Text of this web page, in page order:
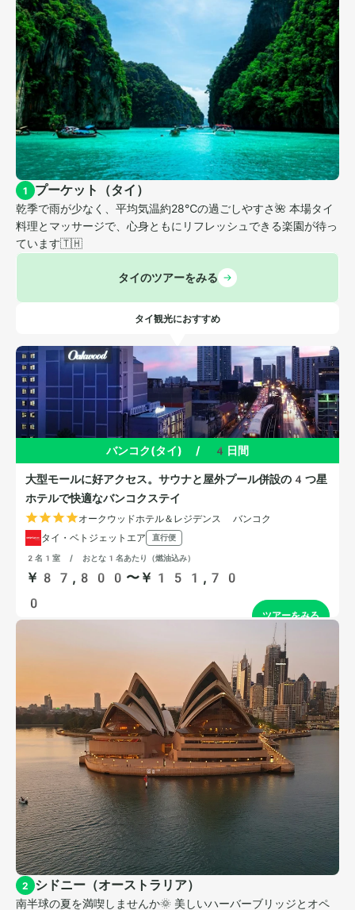
1 プーケット（タイ）
乾季で雨が少なく、平均気温約28℃の過ごしやすさ🌺 本場タイ
料理とマッサージで、心身ともにリフレッシュできる楽園が待っ
ています🇹🇭
タイのツアーをみる
タイ観光におすすめ
2 シドニー（オーストラリア）
南半球の夏を満喫しませんか🌞 美しいハーバーブリッジとオペ